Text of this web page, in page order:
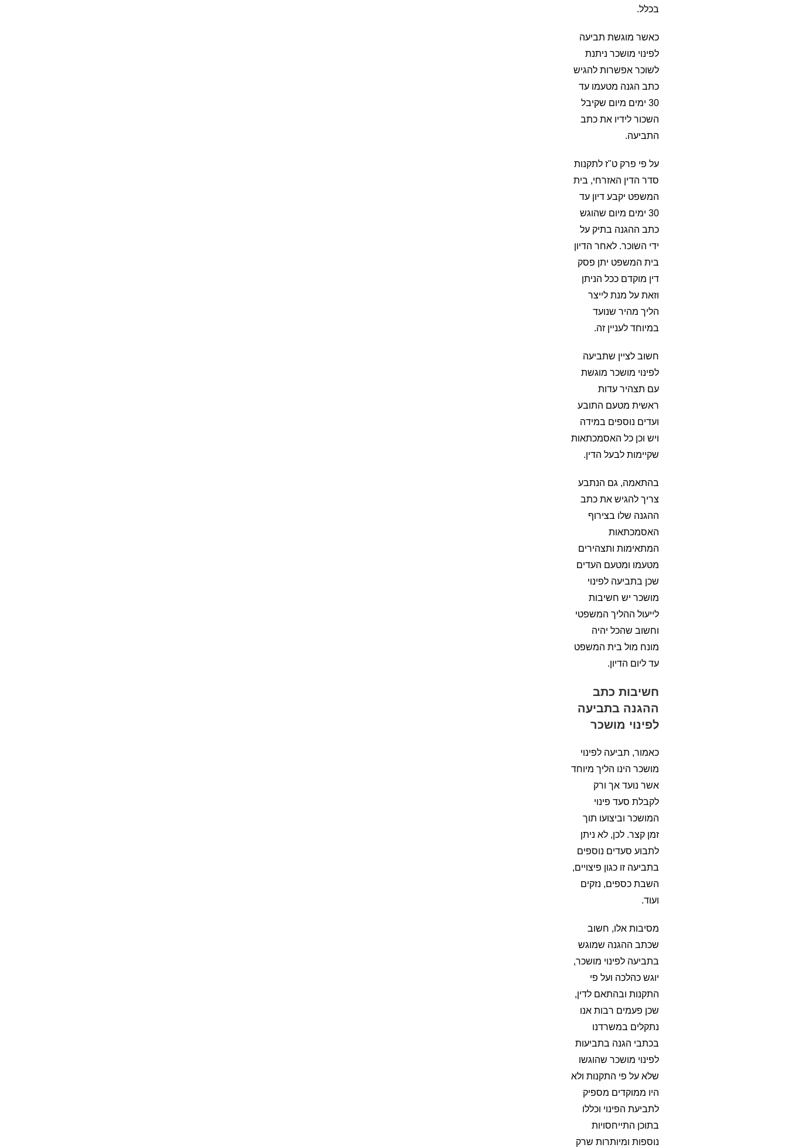
בכלל.
כאשר מוגשת תביעה
לפינוי מושכר ניתנת
לשוכר אפשרות להגיש
כתב הגנה מטעמו עד
30 ימים מיום שקיבל
השכור לידיו את כתב
התביעה.
על פי פרק ט"ז לתקנות
סדר הדין האזרחי, בית
המשפט יקבע דיון עד
30 ימים מיום שהוגש
כתב ההגנה בתיק על
ידי השוכר. לאחר הדיון
בית המשפט יתן פסק
דין מוקדם ככל הניתן
וזאת על מנת לייצר
הליך מהיר שנועד
במיוחד לעניין זה.
חשוב לציין שתביעה
לפינוי מושכר מוגשת
עם תצהיר עדות
ראשית מטעם התובע
ועדים נוספים במידה
ויש וכן כל האסמכתאות
שקיימות לבעל הדין.
בהתאמה, גם הנתבע
צריך להגיש את כתב
ההגנה שלו בצירוף
האסמכתאות
המתאימות ותצהירים
מטעמו ומטעם העדים
שכן בתביעה לפינוי
מושכר יש חשיבות
לייעול ההליך המשפטי
וחשוב שהכל יהיה
מונח מול בית המשפט
עד ליום הדיון.
חשיבות כתב
ההגנה בתביעה
לפינוי מושכר
כאמור, תביעה לפינוי
מושכר הינו הליך מיוחד
אשר נועד אך ורק
לקבלת סעד פינוי
המושכר וביצועו תוך
זמן קצר. לכן, לא ניתן
לתבוע סעדים נוספים
בתביעה זו כגון פיצויים,
השבת כספים, נזקים
ועוד.
מסיבות אלו, חשוב
שכתב ההגנה שמוגש
בתביעה לפינוי מושכר,
יוגש כהלכה ועל פי
התקנות ובהתאם לדין,
שכן פעמים רבות אנו
נתקלים במשרדנו
בכתבי הגנה בתביעות
לפינוי מושכר שהוגשו
שלא על פי התקנות ולא
היו ממוקדים מספיק
לתביעת הפינוי וכללו
בתוכן התייחסויות
נוספות ומיותרות שרק